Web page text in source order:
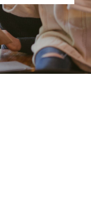
tyhjä.